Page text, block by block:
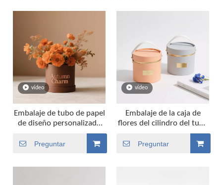
vídeo
Embalaje de tubo de papel
de diseño personalizado
Embalaje de tubos de
regalo de lujo Embalaje de
Preguntar
vídeo
Embalaje de la caja de
flores del cilindro del tubo
del tubo de papel
biodegradable
Preguntar